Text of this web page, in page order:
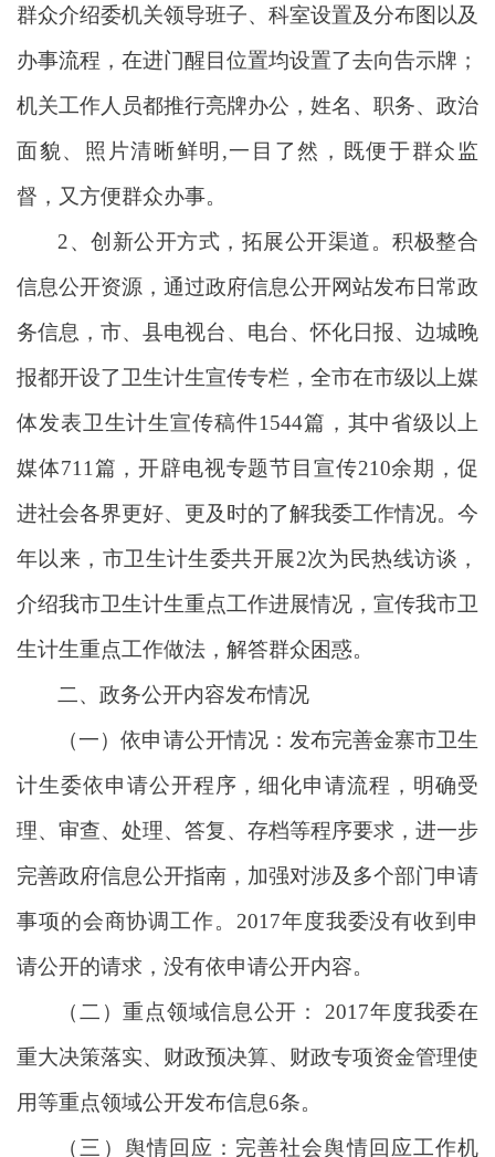
群众介绍委机关领导班子、科室设置及分布图以及
办事流程，在进门醒目位置均设置了去向告示牌；
机关工作人员都推行亮牌办公，姓名、职务、政治
面貌、照片清晰鲜明,一目了然，既便于群众监
督，又方便群众办事。
2、创新公开方式，拓展公开渠道。积极整合
信息公开资源，通过政府信息公开网站发布日常政
务信息，市、县电视台、电台、怀化日报、边城晚
报都开设了卫生计生宣传专栏，全市在市级以上媒
体发表卫生计生宣传稿件1544篇，其中省级以上
媒体711篇，开辟电视专题节目宣传210余期，促
进社会各界更好、更及时的了解我委工作情况。今
年以来，市卫生计生委共开展2次为民热线访谈，
介绍我市卫生计生重点工作进展情况，宣传我市卫
生计生重点工作做法，解答群众困惑。
二、政务公开内容发布情况
（一）依申请公开情况：发布完善金寨市卫生
计生委依申请公开程序，细化申请流程，明确受
理、审查、处理、答复、存档等程序要求，进一步
完善政府信息公开指南，加强对涉及多个部门申请
事项的会商协调工作。2017年度我委没有收到申
请公开的请求，没有依申请公开内容。
（二）重点领域信息公开： 2017年度我委在
重大决策落实、财政预决算、财政专项资金管理使
用等重点领域公开发布信息6条。
（三）舆情回应：完善社会舆情回应工作机